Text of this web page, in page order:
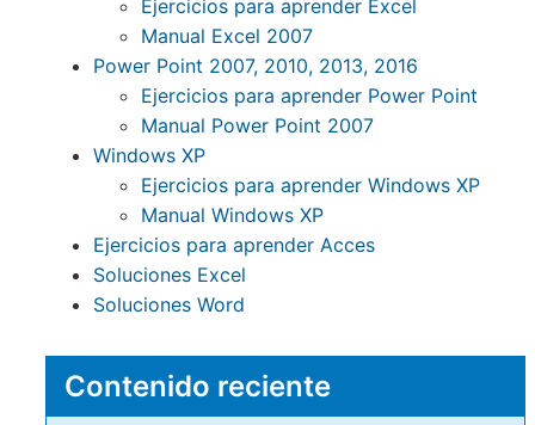
Ejercicios para aprender Excel
Manual Excel 2007
Power Point 2007, 2010, 2013, 2016
Ejercicios para aprender Power Point
Manual Power Point 2007
Windows XP
Ejercicios para aprender Windows XP
Manual Windows XP
Ejercicios para aprender Acces
Soluciones Excel
Soluciones Word
Contenido reciente